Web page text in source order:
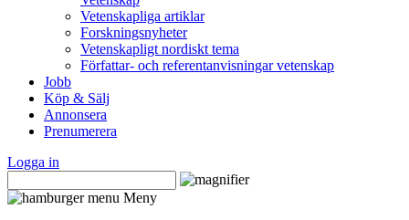
Vetenskapliga artiklar
Forskningsnyheter
Vetenskapligt nordiskt tema
Författar- och referentanvisningar vetenskap
Jobb
Köp & Sälj
Annonsera
Prenumerera
Logga in
Meny